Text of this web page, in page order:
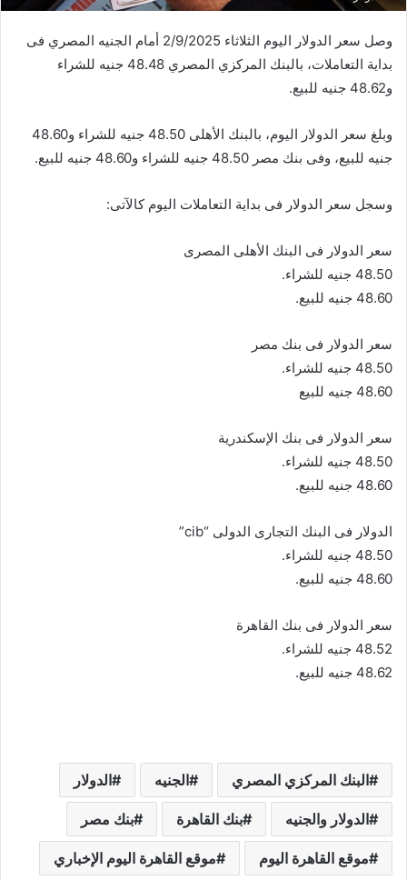
وصل سعر الدولار اليوم الثلاثاء 2/9/2025 أمام الجنيه المصري فى
بداية التعاملات، بالبنك المركزي المصري 48.48 جنيه للشراء
و48.62 جنيه للبيع.
وبلغ سعر الدولار اليوم، بالبنك الأهلى 48.50 جنيه للشراء و48.60
جنيه للبيع، وفى بنك مصر 48.50 جنيه للشراء و48.60 جنيه للبيع.
وسجل سعر الدولار فى بداية التعاملات اليوم كالآتى:
سعر الدولار فى البنك الأهلى المصرى
48.50 جنيه للشراء.
48.60 جنيه للبيع.
سعر الدولار فى بنك مصر
48.50 جنيه للشراء.
48.60 جنيه للبيع
سعر الدولار فى بنك الإسكندرية
48.50 جنيه للشراء.
48.60 جنيه للبيع.
الدولار فى البنك التجارى الدولى “cib”
48.50 جنيه للشراء.
48.60 جنيه للبيع.
سعر الدولار فى بنك القاهرة
48.52 جنيه للشراء.
48.62 جنيه للبيع.
البنك المركزي المصري الجنيه الدولار
الدولار والجنيه بنك القاهرة بنك مصر
موقع القاهرة اليوم موقع القاهرة اليوم الإخباري